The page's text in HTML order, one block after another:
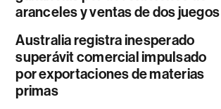
aranceles y ventas de dos juegos
Australia registra inesperado
superávit comercial impulsado
por exportaciones de materias
primas